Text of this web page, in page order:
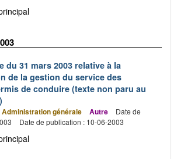
du 31 mars 2003 relative à la
de la gestion du service des
de conduire (texte non paru au
Administration générale Autre
Date de
Date de publication : 10-06-2003